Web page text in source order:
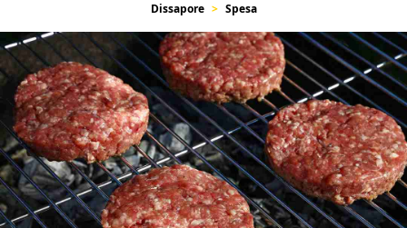
Dissapore Spesa